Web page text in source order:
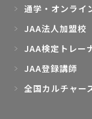
通学・オンライ
JAA法人加盟校
JAA検定トレー
JAA登録講師
全国カルチャー